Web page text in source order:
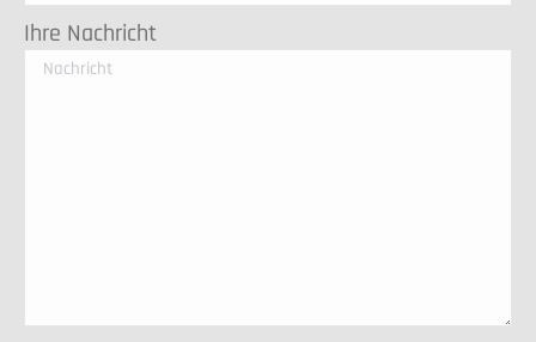
Ihre Nachricht